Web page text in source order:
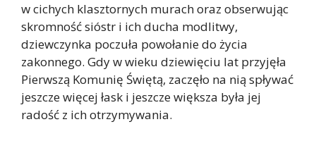
w cichych klasztornych murach oraz obserwując
skromność sióstr i ich ducha modlitwy,
dziewczynka poczuła powołanie do życia
zakonnego. Gdy w wieku dziewięciu lat przyjęła
Pierwszą Komunię Świętą, zaczęło na nią spływać
jeszcze więcej łask i jeszcze większa była jej
radość z ich otrzymywania.